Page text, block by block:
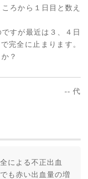
ろから１日目と数え
すが最近は３、４日
完全に止まります。
？
-- 代
による不正出血
も赤い出血量の増